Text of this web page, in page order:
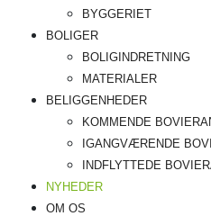
BYGGERIET
BOLIGER
BOLIGINDRETNING
MATERIALER
BELIGGENHEDER
KOMMENDE
IGANGVÆRENDE
INDFLYTTEDE
NYHEDER
OM OS